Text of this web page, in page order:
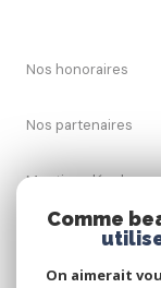
Nos honoraires
Nos partenaires
Mentions légales
Comme
On aimerait